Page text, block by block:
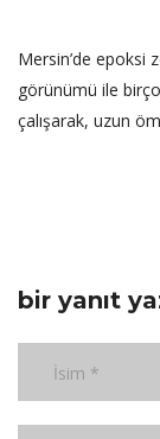
Mersin’de epoksi
görünümü ile
çalışarak, uzun
bir yanıt